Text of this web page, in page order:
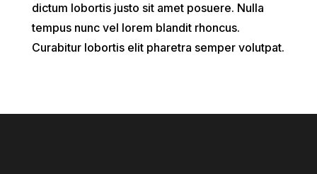
dictum lobortis justo sit amet posuere. Nulla
tempus nunc vel lorem blandit rhoncus.
Curabitur lobortis elit pharetra semper volutpat.